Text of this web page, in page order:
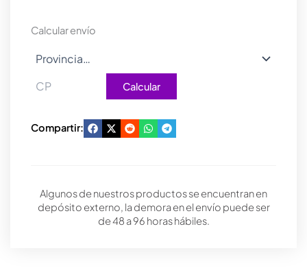
Calcular envío
Calcular
Compartir:
Algunos de nuestros productos se encuentran en
depósito externo, la demora en el envío puede ser
de 48 a 96 horas hábiles.